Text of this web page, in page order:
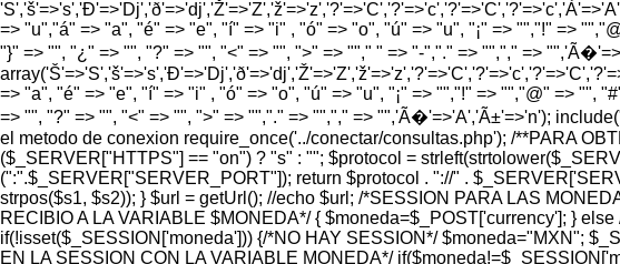
=> "u","á" => "a", "é" => "e", "í" => "i" , "ó" => "o", "ú" => "u", "¡" => "","!" =>
"}" => "", "¿" => "", "?" => "", "<" => "", ">" => ""," " => "-","." => "","," =>
=> "a", "é" => "e", "í" => "i" , "ó" => "o", "ú" => "u", "¡" => "","!" => "","@" => "",
=> "", "?" => "", "<" => "", ">" => "","." => "","," => "",'Ã�'=>'A','Ã±'=>'n');
el metodo de conexion require_once('../conectar/consultas.php'); /**PARA
($_SERVER["HTTPS"] == "on") ? "s" : ""; $protocol =
(":".$_SERVER["SERVER_PORT"]); return $protocol . "://" .
strpos($s1, $s2)); } $url = getUrl(); //echo $url; /*SESSION PARA LAS
RECIBIO A LA VARIABLE $MONEDA*/ { $moneda=$_POST['currency']; }
if(!isset($_SESSION['moneda'])) {/*NO HAY SESSION*/ $moneda="MXN";
EN LA SESSION CON LA VARIABLE MONEDA*/